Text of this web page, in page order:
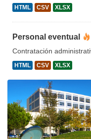
HTML CSV XLSX
Personal eventual
Contratación
HTML CSV XLSX